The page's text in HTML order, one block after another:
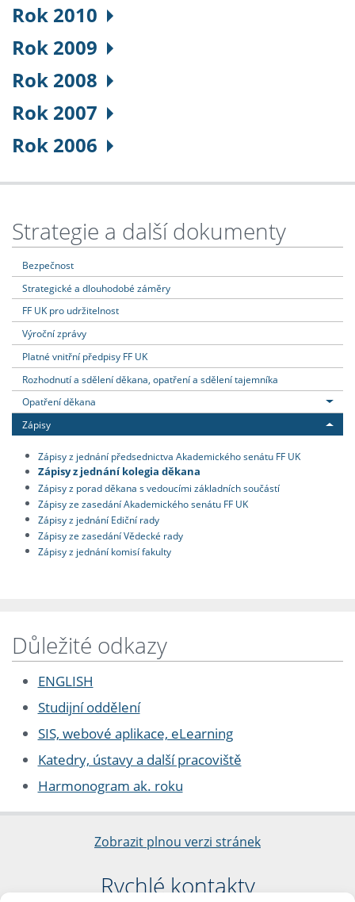
Rok 2010
Rok 2009
Rok 2008
Rok 2007
Rok 2006
Strategie a další dokumenty
Bezpečnost
Strategické a dlouhodobé záměry
FF UK pro udržitelnost
Výroční zprávy
Platné vnitřní předpisy FF UK
Rozhodnutí a sdělení děkana, opatření a sdělení tajemníka
Opatření děkana
Zápisy
Zápisy z jednání předsednictva Akademického senátu FF UK
Zápisy z jednání kolegia děkana
Zápisy z porad děkana s vedoucími základních součástí
Zápisy ze zasedání Akademického senátu FF UK
Zápisy z jednání Ediční rady
Zápisy ze zasedání Vědecké rady
Zápisy z jednání komisí fakulty
Důležité odkazy
ENGLISH
Studijní oddělení
SIS, webové aplikace, eLearning
Katedry, ústavy a další pracoviště
Harmonogram ak. roku
Zobrazit plnou verzi stránek
Rychlé kontakty